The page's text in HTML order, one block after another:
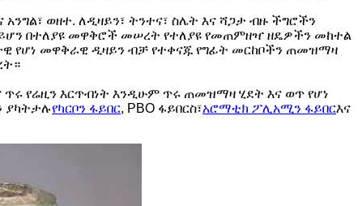
ወዘተ. ለዲዛይን፣ ትንተና፣ ስሌት እና ሻጋታ ብዙ ችግሮችን
በተለያዩ መዋቅሮች መሠረት የተለያዩ የመጠምዘዣ ዘዴዎችን መከተል
የሆነ መዋቅራዊ ዲዛይን ብቻ የተቀናጁ የግፊት መርከቦችን ጠመዝማዛ
የሬዚን እርጥብነት እንዲሁም ጥሩ ጠመዝማዛ ሂደት እና ወጥ የሆነ
ያካትታሉየካርቦን ፋይበር, PBO ፋይበርስ፣አሮማቲክ ፖሊአሚን ፋይበርእና